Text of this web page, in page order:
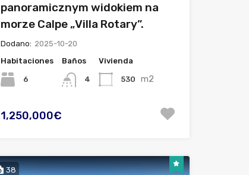
panoramicznym widokiem na
morze Calpe „Villa Rotary”.
Dodano: 2025-10-20
Habitaciones
6
Baños
4
Vivienda
530 m2
1,250,000€
38